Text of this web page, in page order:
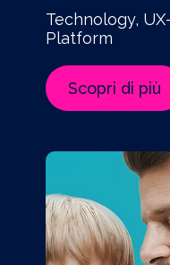
Technology,
Platform
Scopri di più